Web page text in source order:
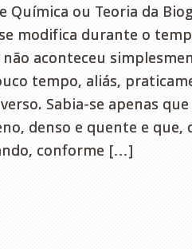
Química ou Teoria da
modifica durante o
não aconteceu
tempo, aliás,
Sabia-se apenas
denso e quente e que,
conforme […]